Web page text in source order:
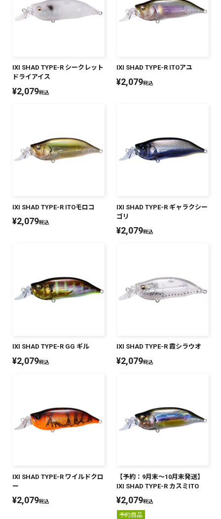
IXI SHAD TYPE-R シークレット
ドライアイス
¥2,079税込
IXI SHAD TYPE-R ITOアユ
¥2,079税込
IXI SHAD TYPE-R ITOモロコ
¥2,079税込
IXI SHAD TYPE-R ギャラクシー
ゴリ
¥2,079税込
IXI SHAD TYPE-R GG ギル
¥2,079税込
IXI SHAD TYPE-R 霞シラウオ
¥2,079税込
IXI SHAD TYPE-R ワイルドクロ
ー
¥2,079税込
【予約：9月末～10月末発送】
IXI SHAD TYPE-R カスミITO
¥2,079税込
予約商品